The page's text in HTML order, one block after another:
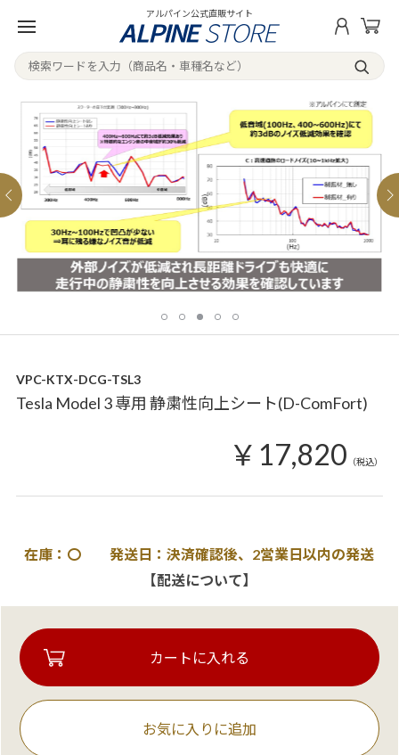
アルパイン公式直販サイト
VPC-KTX-DCG-TSL3
Tesla Model 3 専用 静粛性向上シート(D-ComFort)
￥17,820 （税込）
在庫：〇 発送日：決済確認後、2営業日以内の発送
【配送について】
お気に入りに追加